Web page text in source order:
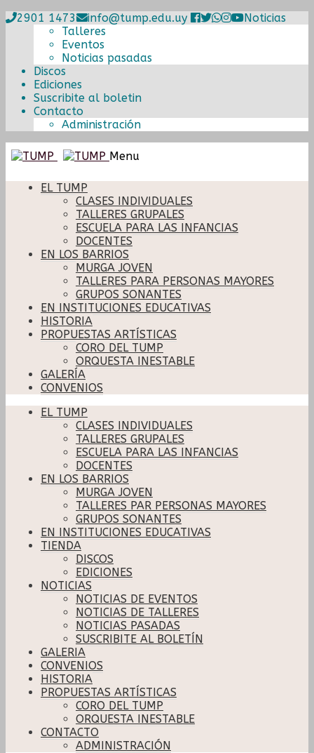
2901 1473 info@tump.edu.uy
Noticias
Talleres
Eventos
Noticias pasadas
Discos
Ediciones
Suscribite al boletin
Contacto
Administración
Ir
la
navegación
Ir
contenido
Menu
EL TUMP
CLASES INDIVIDUALES
TALLERES GRUPALES
ESCUELA PARA LAS INFANCIAS
DOCENTES
EN LOS BARRIOS
MURGA JOVEN
TALLERES PARA PERSONAS MAYORES
GRUPOS SONANTES
EN INSTITUCIONES EDUCATIVAS
HISTORIA
PROPUESTAS ARTÍSTICAS
CORO DEL TUMP
ORQUESTA INESTABLE
GALERÍA
CONVENIOS
EL TUMP
CLASES INDIVIDUALES
TALLERES GRUPALES
ESCUELA PARA LAS INFANCIAS
DOCENTES
EN LOS BARRIOS
MURGA JOVEN
TALLERES PAR PERSONAS MAYORES
GRUPOS SONANTES
EN INSTITUCIONES EDUCATIVAS
TIENDA
DISCOS
EDICIONES
NOTICIAS
NOTICIAS DE EVENTOS
NOTICIAS DE TALLERES
NOTICIAS PASADAS
SUSCRIBITE AL BOLETÍN
GALERIA
CONVENIOS
HISTORIA
PROPUESTAS ARTÍSTICAS
CORO DEL TUMP
ORQUESTA INESTABLE
CONTACTO
ADMINISTRACIÓN